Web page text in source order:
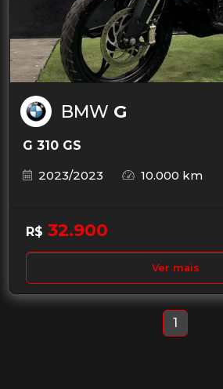
BMW G
G 310 GS
2023/2023
10.000 km
R$ 32.900
Ver mais
1